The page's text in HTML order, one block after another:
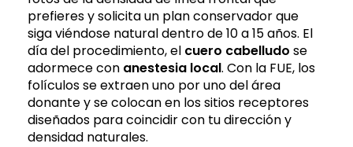
prefieres y solicita un plan conservador que
siga viéndose natural dentro de 10 a 15 años. El
día del procedimiento, el cuero cabelludo se
adormece con anestesia local. Con la FUE, los
folículos se extraen uno por uno del área
donante y se colocan en los sitios receptores
diseñados para coincidir con tu dirección y
densidad naturales.